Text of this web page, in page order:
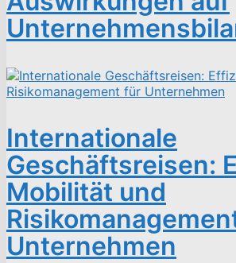
Internationale
Geschäftsreisen:
Mobilität und
Unternehmen